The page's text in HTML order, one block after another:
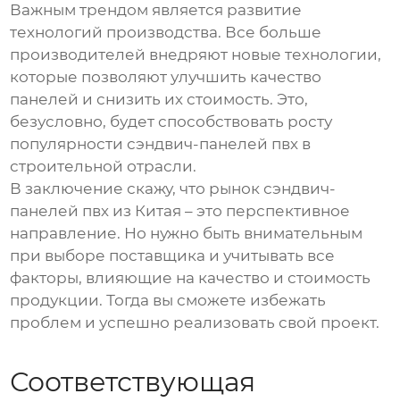
Важным трендом является развитие
технологий производства. Все больше
производителей внедряют новые технологии,
которые позволяют улучшить качество
панелей и снизить их стоимость. Это,
безусловно, будет способствовать росту
популярности сэндвич-панелей пвх в
строительной отрасли.
В заключение скажу, что рынок сэндвич-
панелей пвх из Китая – это перспективное
направление. Но нужно быть внимательным
при выборе поставщика и учитывать все
факторы, влияющие на качество и стоимость
продукции. Тогда вы сможете избежать
проблем и успешно реализовать свой проект.
Соответствующая